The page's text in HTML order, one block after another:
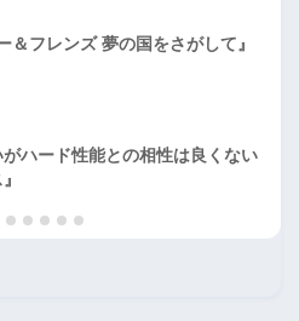
＆フレンズ 夢の国をさがして』
ハード性能との相性は良くない